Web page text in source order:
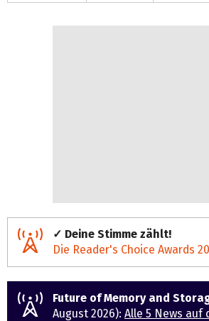
✓ Deine Stimme zählt!
Die Reader's Choice Awards
Future of Memory and
August 2026): Alle 5 News auf